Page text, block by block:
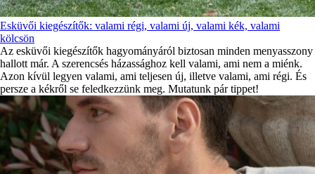
Esküvői kiegészítők: valami régi, valami új, valami kék, valami
kölcsön
Az esküvői kiegészítők hagyományáról biztosan minden menyasszony
hallott már. A szerencsés házassághoz kell valami, ami nem a miénk.
Azon kívül legyen valami, ami teljesen új, illetve valami, ami régi. És
persze a kékről se feledkezzünk meg. Mutatunk pár tippet!